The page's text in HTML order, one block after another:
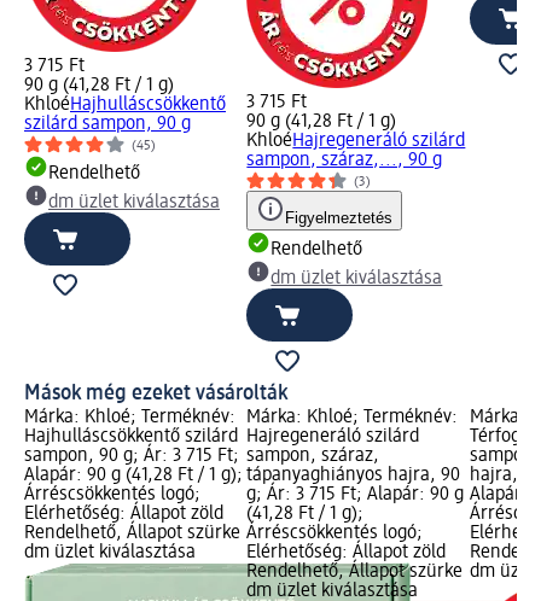
3 715 Ft
90 g (41,28 Ft / 1 g)
KhloéHajhulláscsökkentő
szilárd sampon, 90 g
(45)
Rendelhető
dm üzlet kiválasztása
3 715 Ft
90 g (41,28 Ft / 1 g)
KhloéHajregeneráló szilárd
sampon, száraz,..., 90 g
(3)
Figyelmeztetés
Rendelhető
dm üzlet kiválasztása
Mások még ezeket vásárolták
Márka: Khloé; Terméknév:
Hajhulláscsökkentő szilárd
sampon, 90 g; Ár: 3 715 Ft;
Alapár: 90 g (41,28 Ft / 1 g);
Árréscsökkentés logó;
Elérhetőség: Állapot zöld
Rendelhető, Állapot szürke
dm üzlet kiválasztása
Márka: Khloé; Terméknév:
Hajregeneráló szilárd
sampon, száraz,
tápanyaghiányos hajra, 90
g; Ár: 3 715 Ft; Alapár: 90 g
(41,28 Ft / 1 g);
Árréscsökkentés logó;
Elérhetőség: Állapot zöld
Rendelhető, Állapot szürke
dm üzlet kiválasztása
Márka:
hajra,
Alapár:
dm